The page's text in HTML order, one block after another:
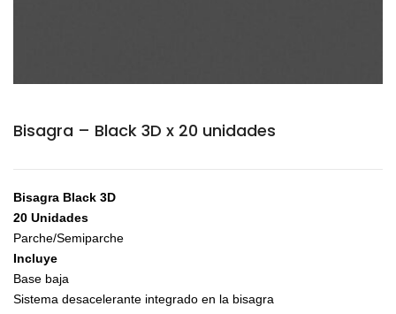
Bisagra – Black 3D x 20 unidades
Bisagra Black 3D
20 Unidades
Parche/Semiparche
Incluye
Base baja
Sistema desacelerante integrado en la bisagra